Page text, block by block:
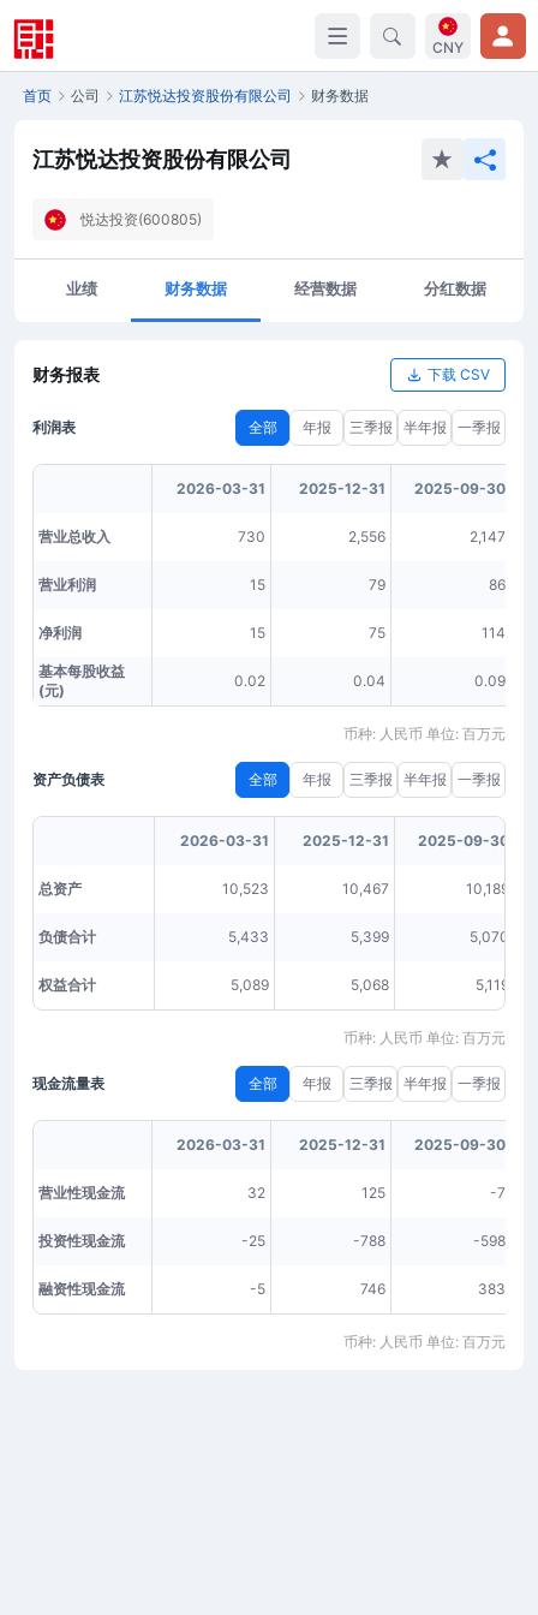
CNY
首页 公司 江苏悦达投资股份有限公司 财务数据
江苏悦达投资股份有限公司
悦达投资(600805)
业绩 财务数据 经营数据 分红数据
财务报表 下载 CSV
利润表 全部 年报 三季报 半年报 一季报
2026-03-31 2025-12-31 2025-09-30
营业总收入 730 2,556 2,147
营业利润 15 79 86
净利润 15 75 114
基本每股收益
(元)
0.02 0.04 0.09
币种: 人民币 单位: 百万元
资产负债表 全部 年报 三季报 半年报 一季报
2026-03-31 2025-12-31 2025-09-30
总资产 10,523 10,467 10,189
负债合计 5,433 5,399 5,070
权益合计 5,089 5,068 5,119
币种: 人民币 单位: 百万元
现金流量表 全部 年报 三季报 半年报 一季报
2026-03-31 2025-12-31 2025-09-30
营业性现金流 32 125 -7
投资性现金流 -25 -788 -598
融资性现金流 -5 746 383
币种: 人民币 单位: 百万元